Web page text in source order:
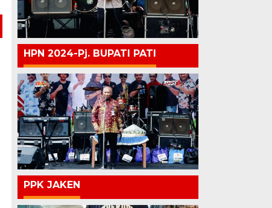
HPN 2024-Pj. BUPATI PATI
PPK JAKEN